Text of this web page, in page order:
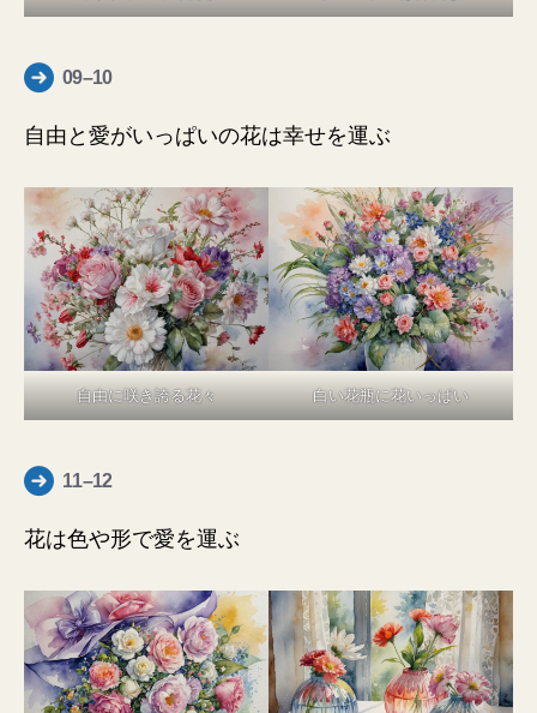
09–10
自由と愛がいっぱいの花は幸せを運ぶ
自由に咲き誇る花々 白い花瓶に花いっぱい
11–12
花は色や形で愛を運ぶ